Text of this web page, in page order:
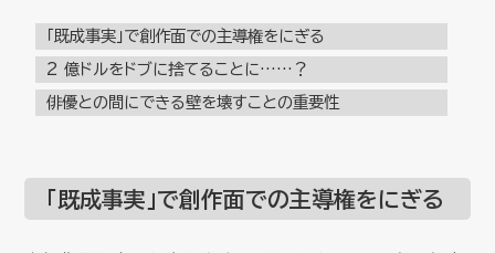
「既成事実」で創作面での主導権をにぎる
2 億ドルをドブに捨てることに……？
俳優との間にできる壁を壊すことの重要性
「既成事実」で創作面での主導権をにぎる